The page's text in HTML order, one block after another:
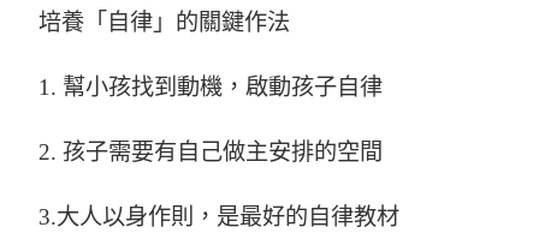
培養「自律」的關鍵作法
1. 幫小孩找到動機，啟動孩子自律
2. 孩子需要有自己做主安排的空間
3.大人以身作則，是最好的自律教材